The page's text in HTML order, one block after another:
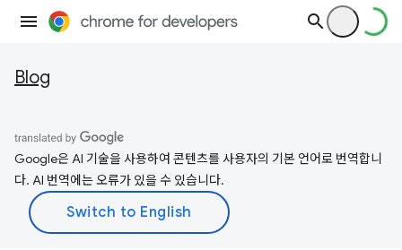
Blog
Google은 AI 기술을 사용하여 콘텐츠를 사용자의 기본 언어로 번역합니
다. AI 번역에는 오류가 있을 수 있습니다.